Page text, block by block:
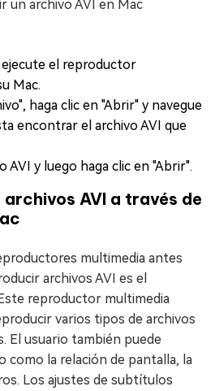
un archivo AVI en Mac
ejecute el reproductor
Mac.
haga clic en "Abrir" y navegue
encontrar el archivo AVI que
AVI y luego haga clic en "Abrir".
AVI a través de
multimedia antes
archivos AVI es el
reproductor multimedia
varios tipos de archivos
El usuario también puede
como la relación de pantalla, la
Los ajustes de subtítulos